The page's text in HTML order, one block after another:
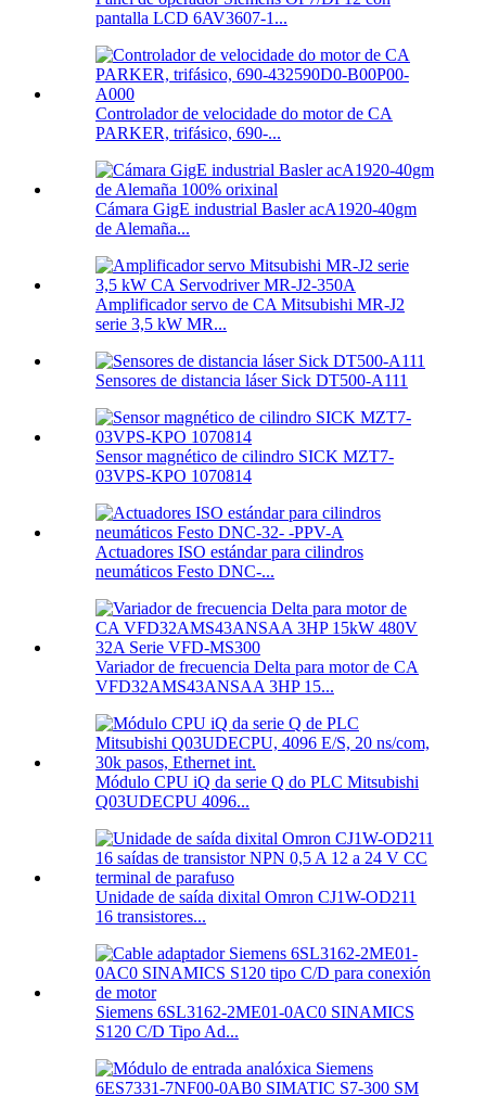
pantalla LCD 6AV3607-1...
Controlador de velocidade do motor de CA
PARKER, trifásico, 690-...
Cámara GigE industrial Basler acA1920-40gm
de Alemaña...
Amplificador servo de CA Mitsubishi MR-J2
serie 3,5 kW MR...
Sensores de distancia láser Sick DT500-A111
Sensor magnético de cilindro SICK MZT7-
03VPS-KPO 1070814
Actuadores ISO estándar para cilindros
neumáticos Festo DNC-...
Variador de frecuencia Delta para motor de CA
VFD32AMS43ANSAA 3HP 15...
Módulo CPU iQ da serie Q do PLC Mitsubishi
Q03UDECPU 4096...
Unidade de saída dixital Omron CJ1W-OD211
16 transistores...
Siemens 6SL3162-2ME01-0AC0 SINAMICS
S120 C/D Tipo Ad...